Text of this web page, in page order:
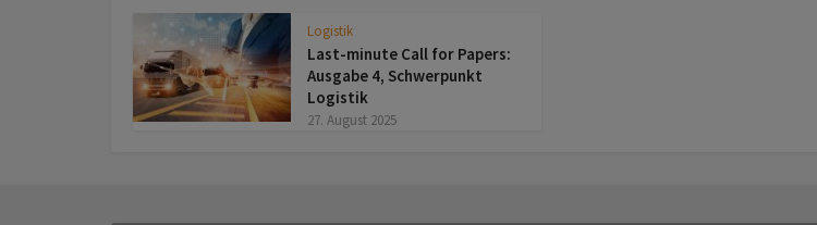
Logistik
Last-minute Call for Papers:
Ausgabe 4, Schwerpunkt
Logistik
27. August 2025